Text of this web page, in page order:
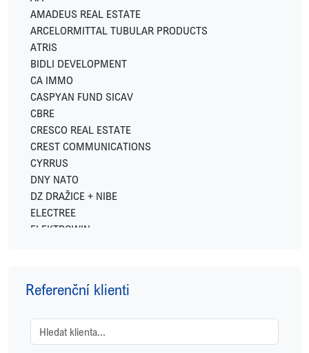
AMADEUS REAL ESTATE
ARCELORMITTAL TUBULAR PRODUCTS
ATRIS
BIDLI DEVELOPMENT
CA IMMO
CASPYAN FUND SICAV
CBRE
CRESCO REAL ESTATE
CREST COMMUNICATIONS
CYRRUS
DNY NATO
DZ DRAŽICE + NIBE
ELECTREE
ELEKTROWIN
FIDELITY INTERNATIONAL
FUTTEC
GEMO
Referenční klienti